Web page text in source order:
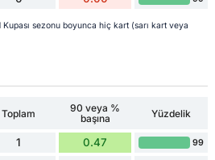
sezonu boyunca hiç kart (sarı kart veya
Toplam
90 veya %
başına
Yüzdelik
1 0.47 99